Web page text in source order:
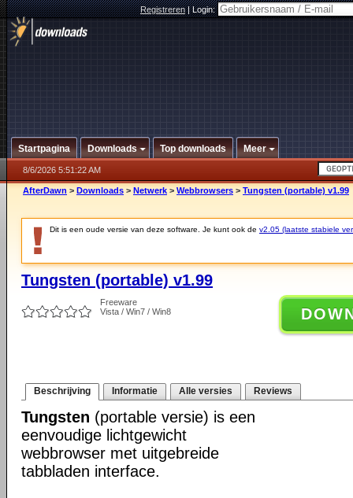
Registreren|Login:
Startpagina Downloads Top downloads Meer
8/6/2026 5:51:22 AM
AfterDawn > Downloads > Netwerk > Webbrowsers > Tungsten (portable) v1.99
Dit is een oude versie van deze software. Je kunt ook de v2.05 (laatste stabiele
Tungsten (portable) v1.99
Freeware
Vista / Win7 / Win8
Beschrijving Informatie Alle versies Reviews
Tungsten (portable versie) is een
eenvoudige lichtgewicht
webbrowser met uitgebreide
tabbladen interface.